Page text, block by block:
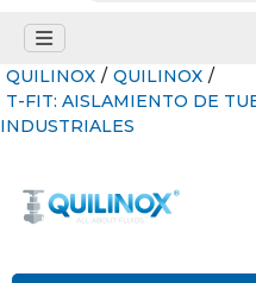
QUILINOX / QUILINOX /
T-FIT: AISLAMIENTO DE
INDUSTRIALES